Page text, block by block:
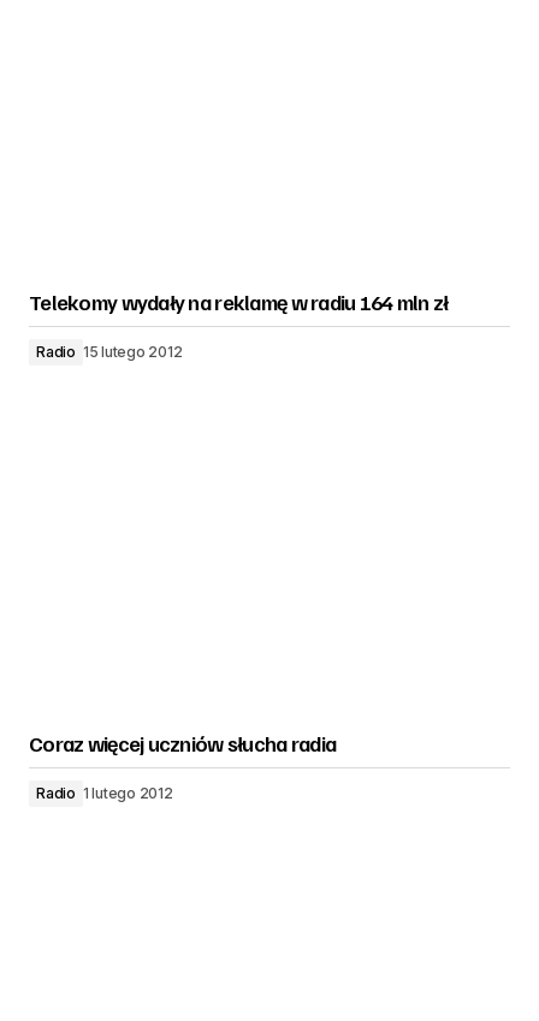
Telekomy wydały na reklamę w radiu 164 mln zł
Radio 15 lutego 2012
Coraz więcej uczniów słucha radia
Radio 1 lutego 2012